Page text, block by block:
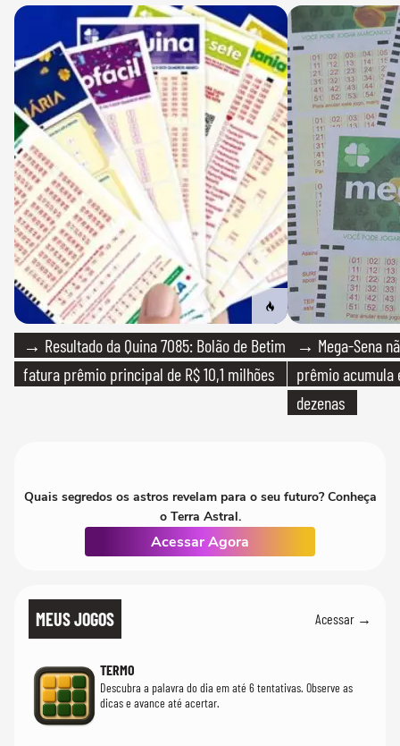
→ Resultado da Quina 7085: Bolão de Betim
fatura prêmio principal de R$ 10,1 milhões
→ Mega-Sena
prêmio acumula
dezenas
Quais segredos os astros revelam para o seu futuro? Conheça
o Terra Astral.
Acessar Agora
MEUS JOGOS Acessar →
TERMO
Descubra a palavra do dia em até 6 tentativas. Observe as
dicas e avance até acertar.